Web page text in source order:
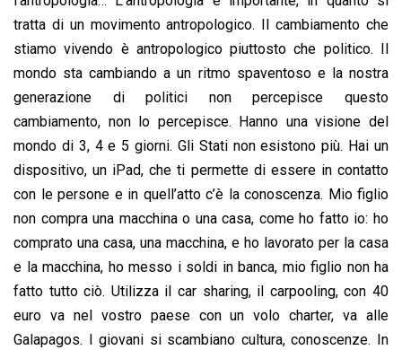
tratta di un movimento antropologico. Il cambiamento che
stiamo vivendo è antropologico piuttosto che politico. Il
mondo sta cambiando a un ritmo spaventoso e la nostra
generazione di politici non percepisce questo
cambiamento, non lo percepisce. Hanno una visione del
mondo di 3, 4 e 5 giorni. Gli Stati non esistono più. Hai un
dispositivo, un iPad, che ti permette di essere in contatto
con le persone e in quell’atto c’è la conoscenza. Mio figlio
non compra una macchina o una casa, come ho fatto io: ho
comprato una casa, una macchina, e ho lavorato per la casa
e la macchina, ho messo i soldi in banca, mio figlio non ha
fatto tutto ciò. Utilizza il car sharing, il carpooling, con 40
euro va nel vostro paese con un volo charter, va alle
Galapagos. I giovani si scambiano cultura, conoscenze. In